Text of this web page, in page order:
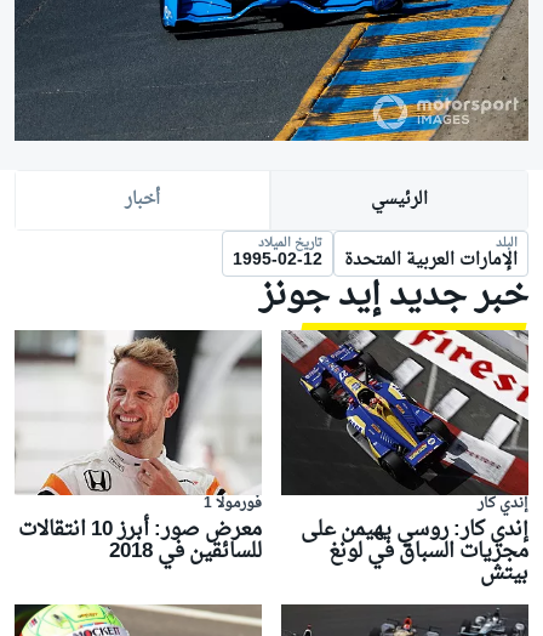
الرئيسي أخبار
البلد
الإمارات العربية المتحدة
تاريخ الميلاد
1995-02-12
خبر جديد إيد جونز
إندي كار
إندي كار: روسي يهيمن على
مجريات السباق في لونغ
بيتش
فورمولا 1
معرض صور: أبرز 10 انتقالات
للسائقين في 2018